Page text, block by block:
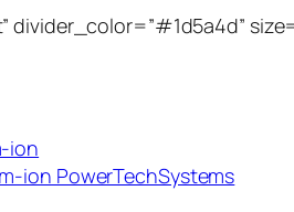
ion
ion PowerTechSystems